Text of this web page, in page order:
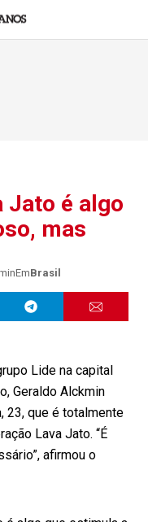
Jato é algo
mas
EmBrasil
Lide na capital
Geraldo Alckmin
23, que é totalmente
Lava Jato. “É
afirmou o